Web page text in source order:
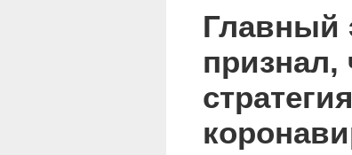
Главный
признал,